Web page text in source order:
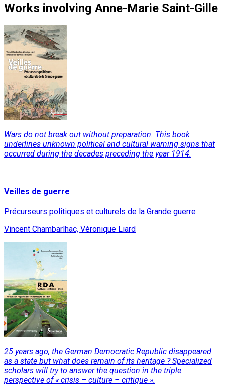
Works involving Anne-Marie Saint-Gille
Wars do not break out without preparation. This book
underlines unknown political and cultural warning signs that
occurred during the decades preceding the year 1914.
Veilles de guerre
Précurseurs politiques et culturels de la Grande guerre
Vincent Chambarlhac, Véronique Liard
25 years ago, the German Democratic Republic disappeared
as a state but what does remain of its heritage ? Specialized
scholars will try to answer the question in the triple
perspective of « crisis – culture – critique ».